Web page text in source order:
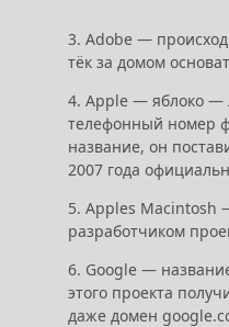
3. Adobe —
тёк за домом
4. Apple — яблоко —
телефонный номер
название, он
2007 года
5. Apples Macintosh
разработчиком
6. Google —
этого проекта
даже домен